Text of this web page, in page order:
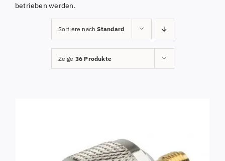
betrieben werden.
Sortiere nachStandard
Zeige 36 Produkte